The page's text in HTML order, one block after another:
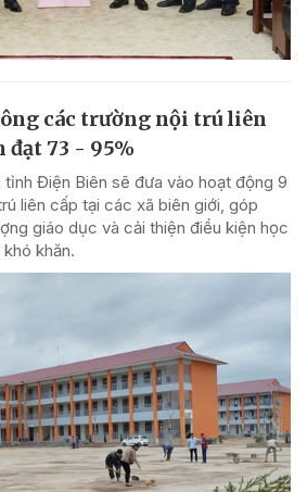
các trường nội trú liên
đạt 73 - 95%
tỉnh Điện Biên sẽ đưa vào hoạt động 9
liên cấp tại các xã biên giới, góp
giáo dục và cải thiện điều kiện học
khăn.